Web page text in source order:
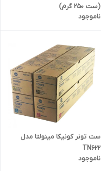
(ست ۲۵۰ گرم)
ناموجود
ست تونر کونیکا مینولتا مدل
TN622
ناموجود